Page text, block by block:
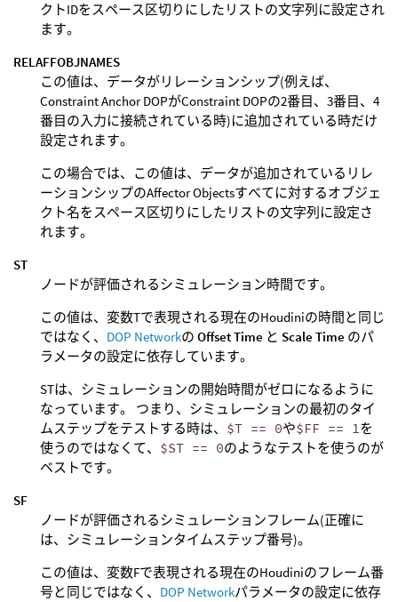
クトIDをスペース区切りにしたリストの文字列に設定され
ます。
RELAFFOBJNAMES
この値は、データがリレーションシップ(例えば、
Constraint Anchor DOPがConstraint DOPの2番目、3番目、4
番目の入力に接続されている時)に追加されている時だけ
設定されます。
この場合では、この値は、データが追加されているリレ
ーションシップのAffector Objectsすべてに対するオブジェ
クト名をスペース区切りにしたリストの文字列に設定さ
れます。
ST
ノードが評価されるシミュレーション時間です。
この値は、変数Tで表現される現在のHoudiniの時間と同じ
ではなく、 DOP Networkの Offset Time と Scale Time のパ
ラメータの設定に依存しています。
STは、シミュレーションの開始時間がゼロになるように
なっています。 つまり、シミュレーションの最初のタイ
ムステップをテストする時は、 $T == 0や$FF == 1を
使うのではなくて、 $ST == 0のようなテストを使うのが
ベストです。
SF
ノードが評価されるシミュレーションフレーム(正確に
は、シミュレーションタイムステップ番号)。
この値は、変数Fで表現される現在のHoudiniのフレーム番
号と同じではなく、 DOP Networkパラメータの設定に依存